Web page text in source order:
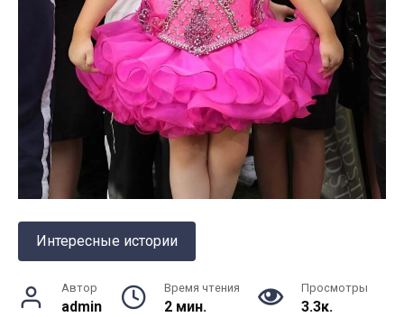
Интересные истории
Автор
admin
Время чтения
2 мин.
Просмотры
3.3к.